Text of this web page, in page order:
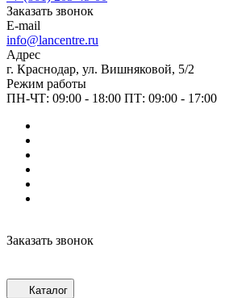
Заказать звонок
E-mail
info@lancentre.ru
Адрес
г. Краснодар, ул. Вишняковой, 5/2
Режим работы
ПН-ЧТ: 09:00 - 18:00 ПТ: 09:00 - 17:00
Заказать звонок
Каталог